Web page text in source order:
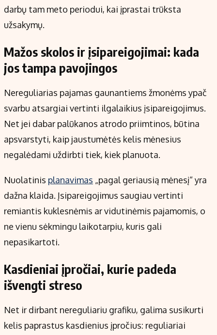
darbų tam meto periodui, kai įprastai trūksta
užsakymų.
Mažos skolos ir įsipareigojimai: kada
jos tampa pavojingos
Nereguliarias pajamas gaunantiems žmonėms ypač
svarbu atsargiai vertinti ilgalaikius įsipareigojimus.
Net jei dabar palūkanos atrodo priimtinos, būtina
apsvarstyti, kaip jaustumėtės kelis mėnesius
negalėdami uždirbti tiek, kiek planuota.
Nuolatinis planavimas „pagal geriausią mėnesį“ yra
dažna klaida. Įsipareigojimus saugiau vertinti
remiantis kuklesnėmis ar vidutinėmis pajamomis, o
ne vienu sėkmingu laikotarpiu, kuris gali
nepasikartoti.
Kasdieniai įpročiai, kurie padeda
išvengti streso
Net ir dirbant nereguliariu grafiku, galima susikurti
kelis paprastus kasdienius įpročius: reguliariai